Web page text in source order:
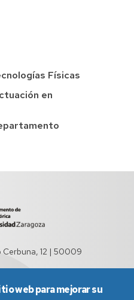
Físicas
en
Cerbuna, 12 | 50009
web para mejorar su